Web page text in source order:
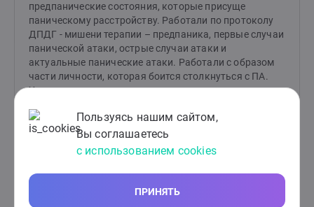
Пользуясь нашим сайтом,
Вы соглашаетесь
с использованием cookies
ПРИНЯТЬ
предпанические состояния, которые присуще
паническому расстройству. Работали по протоколу
ДПДГ - мишени терапии – предпаника, первые случаи
панической атаки, острые случаи атаки и
актуальные панические атаки. Работали с образом
части личности, которая боится столкнуться с ПА.
Учились навыкам самоподдержки, техникам
с паническими атаками и уже не с «мнимой»
уверенностью в себе, а настоящей опорой на себя и
свои силы. К концу нашей работы клиентка спокойно